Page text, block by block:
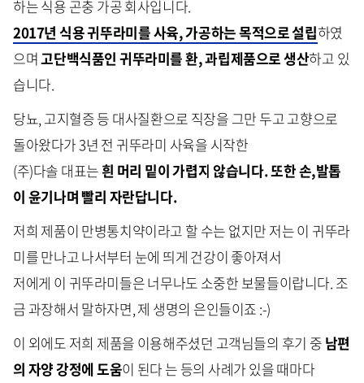
하는 식용 곤충 가공 회사입니다.
2017년 식용 귀뚜라미를 사육, 가공하는 목적으로 설립하였
으며고단백식품인 귀뚜라미를 환, 과립제품으로 생산하고 있
습니다.
당뇨, 고지혈증 등 대사질환으로 직장을 그만 두고 고향으로
돌아왔다가 3년 전 귀뚜라미 사육을 시작한
(주)다솔 대표는 흰 머리 밑이 가렵지 않습니다. 또한 손,발톱
이 윤기나며 빨리 자란답니다.
저희 제품이 만병통치약이라고 할 수는 없지만 저는 이 귀뚜라
미를 만나고 나서부터 눈에 띄게 건강이 좋아져서
저에게 이 귀뚜라미들은 너무나도 소중한 보물들이랍니다. 조
금 과장해서 말하자면, 제 생명의 은인들이죠 :-)
이 외에도 저희 제품을 이용해주셨던 고객님들의 후기 중 남편
의 자양 강정에 도움이 된다 는 등의 사례가 있을 때마다